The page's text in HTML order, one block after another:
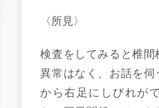
〈所見〉
検査をしてみると椎
異常はなく、お話を
から右足にしびれが